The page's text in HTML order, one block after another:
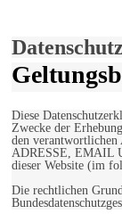
Diese
Zwecke der
den
ADRESSE, EMAIL
dieser Website (im
Die rechtlichen